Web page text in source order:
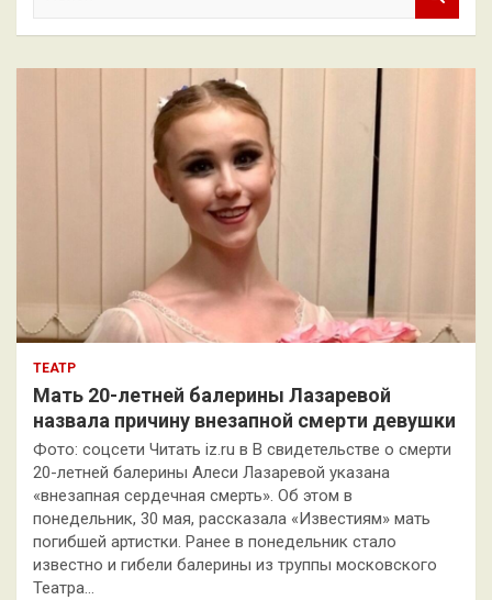
к
ТЕАТР
Мать 20-летней балерины Лазаревой
назвала причину внезапной смерти девушки
Фото: соцсети Читать iz.ru в В свидетельстве о смерти
20-летней балерины Алеси Лазаревой указана
«внезапная сердечная смерть». Об этом в
понедельник, 30 мая, рассказала «Известиям» мать
погибшей артистки. Ранее в понедельник стало
известно и гибели балерины из труппы московского
Театра…